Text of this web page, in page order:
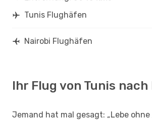
Tunis Flughäfen
Nairobi Flughäfen
Ihr Flug von Tunis
Jemand hat mal gesagt: „Lebe